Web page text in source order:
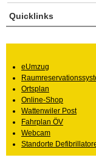
Quicklinks
eUmzug
Ortsplan
Online-Shop
Wattenwiler Post
Fahrplan ÖV
Webcam
Standorte